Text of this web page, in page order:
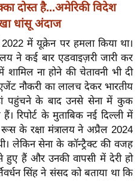
दोस्त है...अमेरिकी विदेश
धांसू अंदाज
में यूक्रेन पर हमला किया था।
ने कई बार एडवाइज़री जारी कर
शामिल ना होने की चेतावनी भी दी
नौकरी का लालच देकर भारतीय
पहुंचने के बाद उनसे सेना में कुक
रिपोर्ट के मुताबिक नई दिल्ली में
के रक्षा मंत्रालय ने अप्रैल 2024
लेकिन सेना के कॉन्ट्रैक्ट की वजह
हैं और उनकी वापसी में देरी हो
सिंह ने संसद को बताया था कि